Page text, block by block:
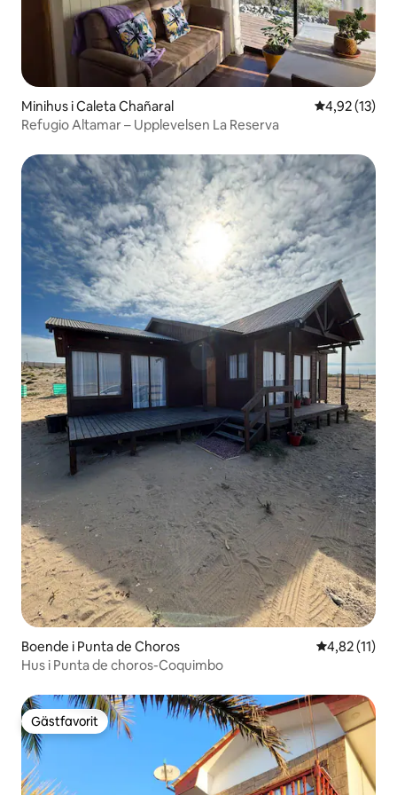
Minihus i Caleta Chañaral 4,92 av 5 i
4,92 (13)
Refugio Altamar – Upplevelsen La Reserva
Boende i Punta de Choros 4,82 av 5 i
4,82 (11)
Hus i Punta de choros-Coquimbo
Gästfavorit
Gästfavorit